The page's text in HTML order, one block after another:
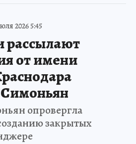
2026 5:45
от имени
опровергла
закрытых